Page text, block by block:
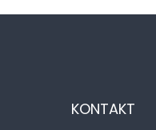
KONTAKT